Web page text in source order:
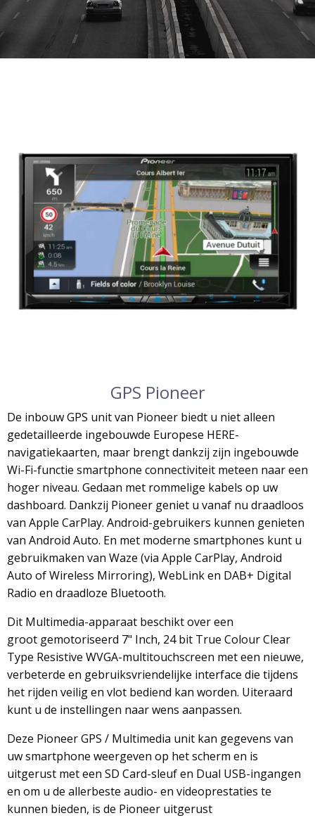
GPS Pioneer
De inbouw GPS unit van Pioneer biedt u niet alleen
gedetailleerde ingebouwde Europese HERE-
navigatiekaarten, maar brengt dankzij zijn ingebouwde
Wi-Fi-functie smartphone connectiviteit meteen naar een
hoger niveau. Gedaan met rommelige kabels op uw
dashboard. Dankzij Pioneer geniet u vanaf nu draadloos
van Apple CarPlay. Android-gebruikers kunnen genieten
van Android Auto. En met moderne smartphones kunt u
gebruikmaken van Waze (via Apple CarPlay, Android
Auto of Wireless Mirroring), WebLink en DAB+ Digital
Radio en draadloze Bluetooth.
Dit Multimedia-apparaat beschikt over een
groot gemotoriseerd 7" Inch, 24 bit True Colour Clear
Type Resistive WVGA-multitouchscreen met een nieuwe,
verbeterde en gebruiksvriendelijke interface die tijdens
het rijden veilig en vlot bediend kan worden. Uiteraard
kunt u de instellingen naar wens aanpassen.
Deze Pioneer GPS / Multimedia unit kan gegevens van
uw smartphone weergeven op het scherm en is
uitgerust met een SD Card-sleuf en Dual USB-ingangen
en om u de allerbeste audio- en videoprestaties te
kunnen bieden, is de Pioneer uitgerust